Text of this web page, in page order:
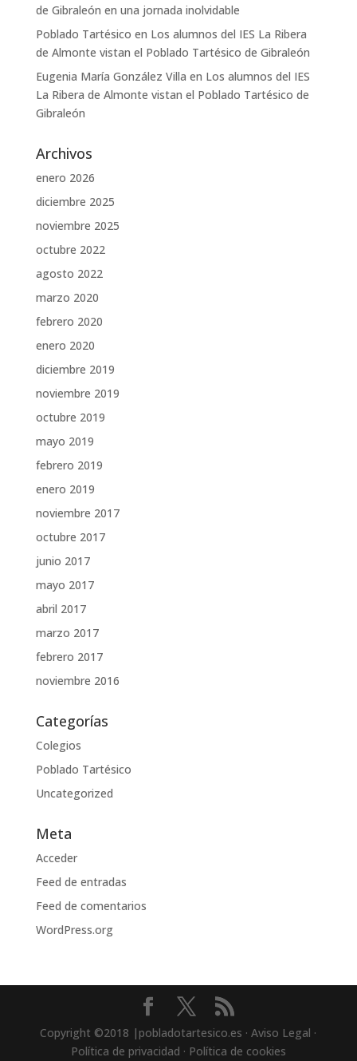
de Gibraleón en una jornada inolvidable
Poblado Tartésico en Los alumnos del IES La Ribera
de Almonte vistan el Poblado Tartésico de Gibraleón
Eugenia María González Villa en Los alumnos del IES
La Ribera de Almonte vistan el Poblado Tartésico de
Gibraleón
Archivos
enero 2026
diciembre 2025
noviembre 2025
octubre 2022
agosto 2022
marzo 2020
febrero 2020
enero 2020
diciembre 2019
noviembre 2019
octubre 2019
mayo 2019
febrero 2019
enero 2019
noviembre 2017
octubre 2017
junio 2017
mayo 2017
abril 2017
marzo 2017
febrero 2017
noviembre 2016
Categorías
Colegios
Poblado Tartésico
Uncategorized
Meta
Acceder
Feed de entradas
Feed de comentarios
WordPress.org
Copyright ©2018 |pobladotartesico.es · Aviso Legal ·
Política de privacidad · Política de cookies